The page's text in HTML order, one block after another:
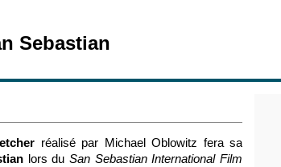
Sebastian
réalisé par Michael Oblowitz fera sa
lors du San Sebastian International Film